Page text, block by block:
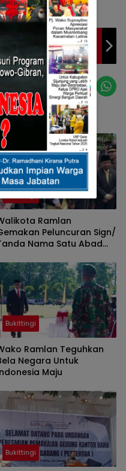
Prestasi Atlet,
Temui Langsung
Bukittingi
Ramlan
Peluncuran Sign/
Nama Satu Abad
Bukittingi
Ramlan Teguhkan
Negara Untuk
Maju
Bukittingi